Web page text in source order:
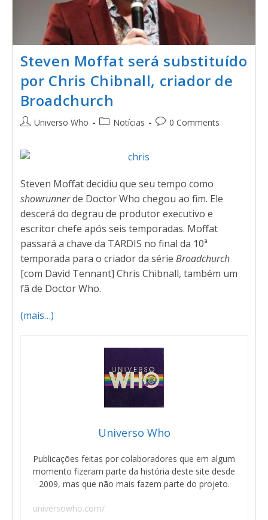
Steven Moffat será substituído
por Chris Chibnall, criador de
Broadchurch
Universo Who Notícias 0 Comments
Steven Moffat decidiu que seu tempo como
showrunnerde Doctor Who chegou ao fim. Ele
descerá do degrau de produtor executivo e
escritor chefe após seis temporadas. Moffat
passará a chave da TARDIS no final da 10ª
temporada para o criador da série Broadchurch
[com David Tennant] Chris Chibnall, também um
fã de Doctor Who.
(mais…)
Universo Who
Publicações feitas por colaboradores que em algum
momento fizeram parte da história deste site desde
2009, mas que não mais fazem parte do projeto.
universowho.com/